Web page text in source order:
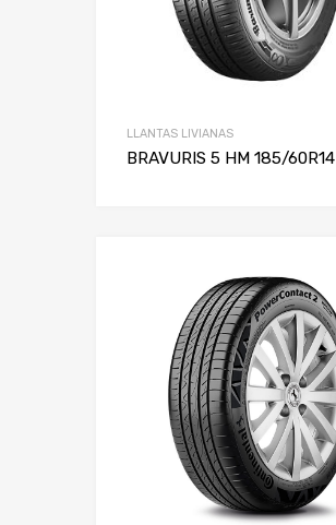
LLANTAS LIVIANAS
BRAVURIS 5 HM 185/60R14